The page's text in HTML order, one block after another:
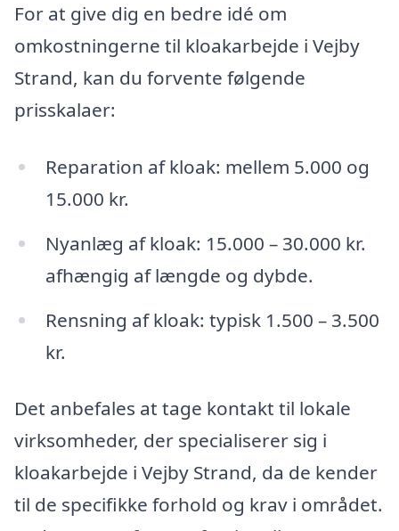
For at give dig en bedre idé om
omkostningerne til kloakarbejde i Vejby
Strand, kan du forvente følgende
prisskalaer:
Reparation af kloak: mellem 5.000 og
15.000 kr.
Nyanlæg af kloak: 15.000 – 30.000 kr.
afhængig af længde og dybde.
Rensning af kloak: typisk 1.500 – 3.500
kr.
Det anbefales at tage kontakt til lokale
virksomheder, der specialiserer sig i
kloakarbejde i Vejby Strand, da de kender
til de specifikke forhold og krav i området.